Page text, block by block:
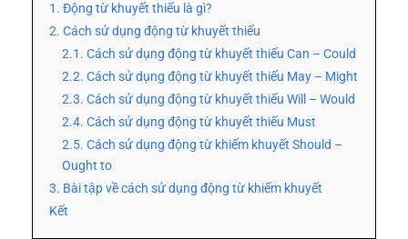
1. Động từ khuyết thiếu là gì?
2. Cách sử dụng động từ khuyết thiếu
2.1. Cách sử dụng động từ khuyết thiếu Can – Could
2.2. Cách sử dụng động từ khuyết thiếu May – Might
2.3. Cách sử dụng động từ khuyết thiếu Will – Would
2.4. Cách sử dụng động từ khuyết thiếu Must
2.5. Cách sử dụng động từ khiếm khuyết Should –
Ought to
3. Bài tập về cách sử dụng động từ khiếm khuyết
Kết